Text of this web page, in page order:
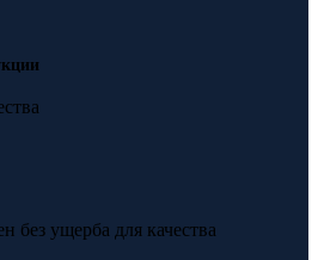
без ущерба для качества